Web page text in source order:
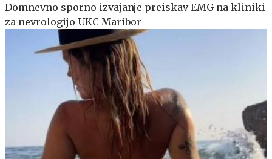
Domnevno sporno izvajanje preiskav EMG na kliniki
za nevrologijo UKC Maribor